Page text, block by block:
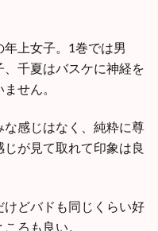
上女子。1巻では男
千夏はバスケに神経を
せん。
感じはなく、純粋に尊
が見て取れて印象は良
どバドも同じくらい好
ろも良い。